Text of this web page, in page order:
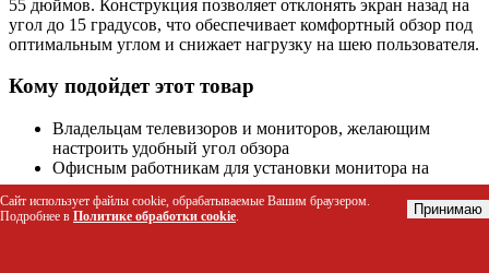
55 дюймов. Конструкция позволяет отклонять экран назад на
угол до 15 градусов, что обеспечивает комфортный обзор под
оптимальным углом и снижает нагрузку на шею пользователя.
Кому подойдет этот товар
Владельцам телевизоров и мониторов, желающим
настроить удобный угол обзора
Офисным работникам для установки монитора на
уровне глаз
Игровым энтузиастам для размещения экрана в игровой
зоне
Сайт использует файлы cookie, обрабатываемые Вашим браузером.
Подробнее в Политике обработки cookie. Принимаю